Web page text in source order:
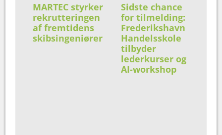
MARTEC styrker
rekrutteringen
af fremtidens
skibsingeniører
Sidste chance
for tilmelding:
Frederikshavn
Handelsskole
tilbyder
lederkurser og
AI-workshop